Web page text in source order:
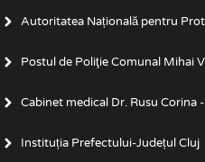
Autoritatea Națională pentru
Postul de Poliţie Comunal Mihai
Cabinet medical Dr. Rusu Corina
Instituția Prefectului-Județul Cluj